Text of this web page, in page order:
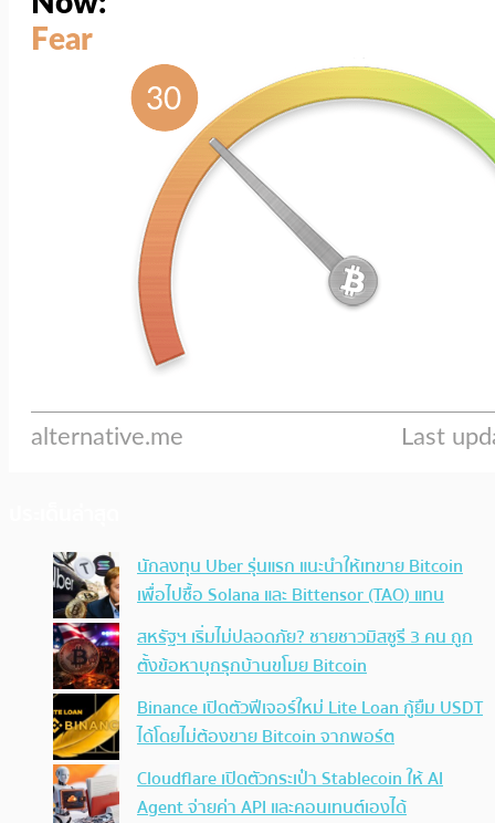
นักลงทุน Uber รุ่นแรก แนะนำให้เทขาย Bitcoin
เพื่อไปซื้อ Solana และ Bittensor (TAO) แทน
สหรัฐฯ เริ่มไม่ปลอดภัย? ชายชาวมิสซูรี 3 คน ถูก
ตั้งข้อหาบุกรุกบ้านขโมย Bitcoin
Binance เปิดตัวฟีเจอร์ใหม่ Lite Loan กู้ยืม USDT
ได้โดยไม่ต้องขาย Bitcoin จากพอร์ต
Cloudflare เปิดตัวกระเป๋า Stablecoin ให้ AI
Agent จ่ายค่า API และคอนเทนต์เองได้